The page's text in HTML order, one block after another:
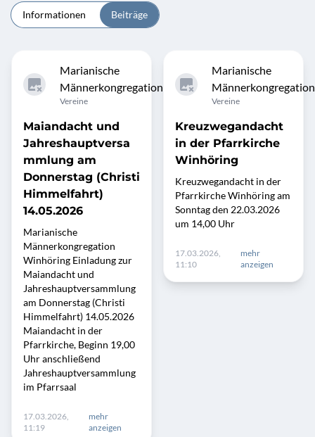
Informationen Beiträge
Marianische
Männerkongregation
Vereine
Maiandacht und
Jahreshauptversa
mmlung am
Donnerstag (Christi
Himmelfahrt)
14.05.2026
Marianische
Männerkongregation
Winhöring Einladung zur
Maiandacht und
Jahreshauptversammlung
am Donnerstag (Christi
Himmelfahrt) 14.05.2026
Maiandacht in der
Pfarrkirche, Beginn 19,00
Uhr anschließend
Jahreshauptversammlung
im Pfarrsaal
17.03.2026,
11:19
mehr
anzeigen
Marianische
Männerkongregation
Vereine
Kreuzwegandacht
in der Pfarrkirche
Winhöring
Kreuzwegandacht in der
Pfarrkirche Winhöring am
Sonntag den 22.03.2026
um 14,00 Uhr
17.03.2026,
11:10
mehr
anzeigen